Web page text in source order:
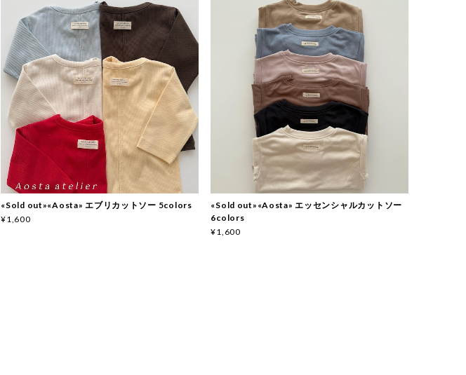
«Sold out»«Aosta» エブリカットソー 5colors
¥1,600
«Sold out»«Aosta» エッセンシャルカットソー
6colors
¥1,600